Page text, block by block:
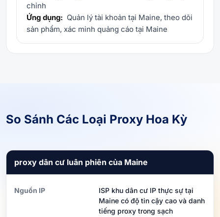
chỉnh
Ứng dụng: Quản lý tài khoản tại Maine, theo dõi
sản phẩm, xác minh quảng cáo tại Maine
So Sánh Các Loại Proxy Hoa Kỳ
proxy dân cư luân phiên của Maine
Nguồn IP
ISP khu dân cư IP thực sự tại
Maine có độ tin cậy cao và danh
tiếng proxy trong sạch